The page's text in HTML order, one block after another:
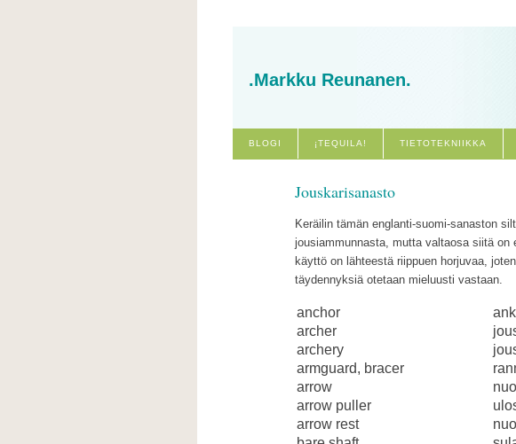
.Markku Reunanen.
BLOGI ¡TEQUILA! TIETOTEKNIIKKA
Jouskarisanasto
Keräilin tämän englanti-suomi-sanaston
jousiammunnasta, mutta valtaosa siitä
käyttö on lähteestä riippuen horjuvaa,
täydennyksiä otetaan mieluusti vastaan.
anchor
archer
archery
armguard, bracer
arrow
arrow puller
arrow rest